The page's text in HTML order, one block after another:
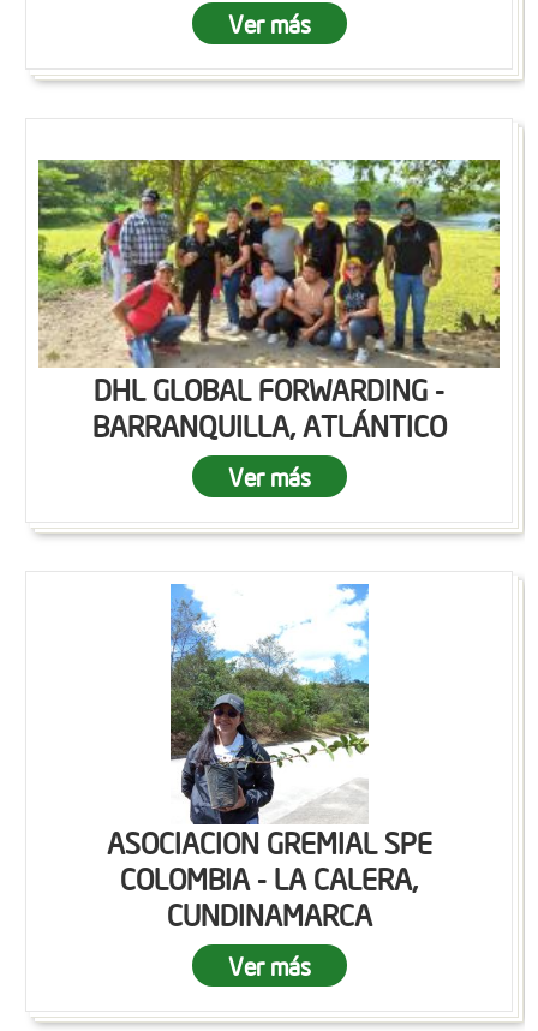
Ver más
DHL GLOBAL FORWARDING -
BARRANQUILLA, ATLÁNTICO
Ver más
ASOCIACION GREMIAL SPE
COLOMBIA - LA CALERA,
CUNDINAMARCA
Ver más